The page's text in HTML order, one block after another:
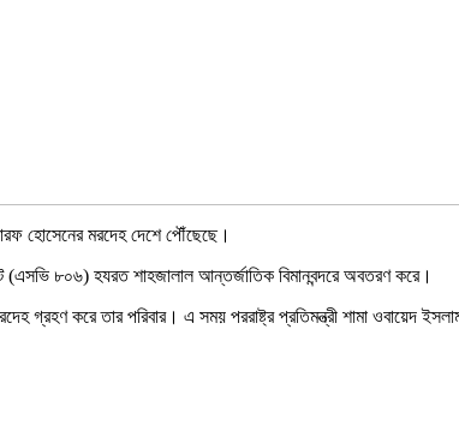
হোসেনের মরদেহ দেশে পৌঁছেছে।
(এসভি ৮০৬) হযরত শাহজালাল আন্তর্জাতিক বিমানবন্দরে অবতরণ করে।
গ্রহণ করে তার পরিবার। এ সময় পররাষ্ট্র প্রতিমন্ত্রী শামা ওবায়েদ